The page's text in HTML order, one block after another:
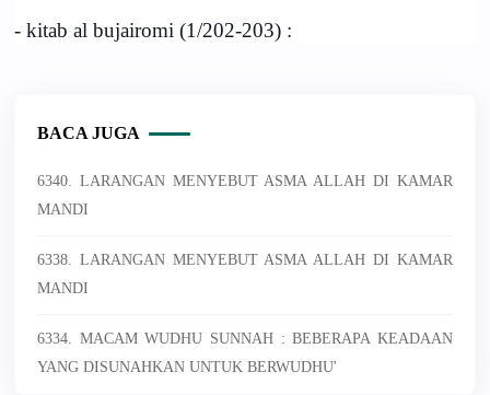
- kitab al bujairomi (1/202-203) :
BACA JUGA
6340. LARANGAN MENYEBUT ASMA ALLAH DI KAMAR
MANDI
6338. LARANGAN MENYEBUT ASMA ALLAH DI KAMAR
MANDI
6334. MACAM WUDHU SUNNAH : BEBERAPA KEADAAN
YANG DISUNAHKAN UNTUK BERWUDHU'